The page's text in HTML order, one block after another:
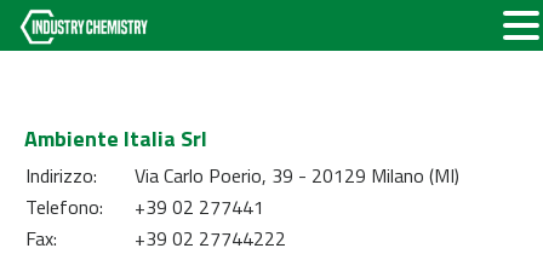
Ambiente Italia Srl
Indirizzo:
Via Carlo Poerio, 39 - 20129 Milano (MI)
Telefono:
+39 02 277441
Fax:
+39 02 27744222